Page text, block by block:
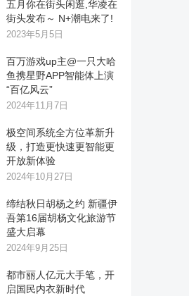
五月你在街头闲逛,华凌在
街头发布～ N+潮电来了!
2023年5月5日
百万游戏up主@一只大哈
鱼携星野APP智能体上演
“百亿风云”
2024年11月7日
极空间系统全方位革新升
级，打造更快速更智能更
开放新体验
2024年10月27日
缔结秋日胡杨之约 新疆伊
吾第16届胡杨文化旅游节
盛大启幕
2024年9月25日
都市丽人亿元大手笔，开
启国民内衣新时代